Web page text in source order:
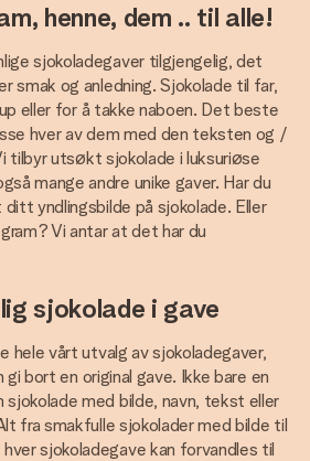
henne, dem .. til alle!
sjokoladegaver tilgjengelig, det
smak og anledning. Sjokolade til far,
eller for å takke naboen. Det beste
hver av dem med den teksten og /
tilbyr utsøkt sjokolade i luksuriøse
mange andre unike gaver. Har du
yndlingsbilde på sjokolade. Eller
Vi antar at det har du
sjokolade i gave
hele vårt utvalg av sjokoladegaver,
bort en original gave. Ikke bare en
sjokolade med bilde, navn, tekst eller
fra smakfulle sjokolader med bilde til
sjokoladegave kan forvandles til